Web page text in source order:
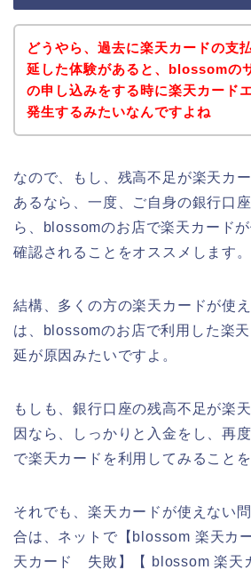
どうやら、過去に楽天カードの支
延した体験があると、blossomの
の申し込みをする時に楽天カード
発生するみたいなんですよね
なので、もし、残高不足が楽天カ
あるなら、一度、ご自身の銀行口
ら、blossomのお店で楽天カード
確認されることをオススメします。
結構、多くの方の楽天カードが使
は、blossomのお店で利用した楽
延が原因みたいですよ。
もしも、銀行口座の残高不足が楽
因なら、しっかりと入金をし、再
で楽天カードを利用してみること
それでも、楽天カードが使えない
合は、ネットで【blossom 楽天カ
天カード 失敗】【 blossom 楽天